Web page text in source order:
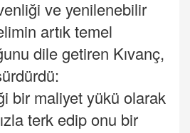
ve yenilenebilir
artık temel
dile getiren Kıvanç,
bir maliyet yükü olarak
terk edip onu bir